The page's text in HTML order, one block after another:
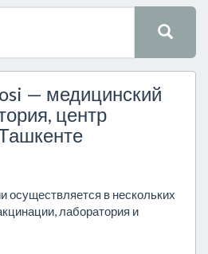
— медицинский
центр
осуществляется в нескольких
лаборатория и